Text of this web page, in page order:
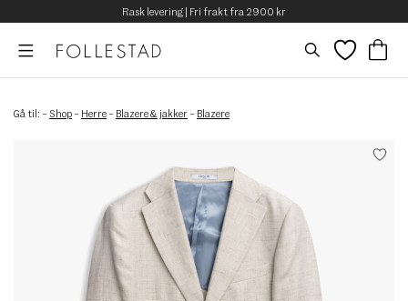
Rask levering | Fri frakt fra 2900 kr
Gå til: – Shop – Herre – Blazere & jakker – Blazere